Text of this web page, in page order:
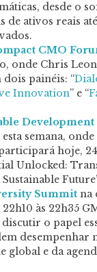
desde o
de ativos reais
CMO
onde Chris
dois painéis: “
Innovation” e “
semana,
hoje,
Unlocked:
Summit na
às 22h35
o papel
desempenhar
global e da